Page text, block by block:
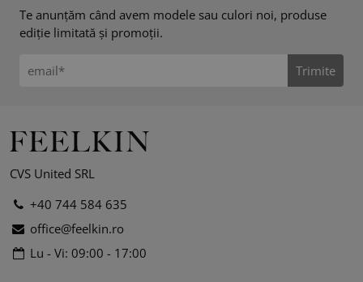
Te anunțăm când avem modele sau culori noi, produse
ediție limitată și promoții.
Trimite
CVS United SRL
+40 744 584 635
office@feelkin.ro
Lu - Vi: 09:00 - 17:00